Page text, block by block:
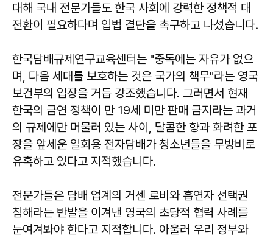
대해 국내 전문가들도 한국 사회에 강력한 정책적 대
전환이 필요하다며 입법 결단을 촉구하고 나섰습니다.
한국담배규제연구교육센터는 "중독에는 자유가 없으
며, 다음 세대를 보호하는 것은 국가의 책무"라는 영국
보건부의 입장을 거듭 강조했습니다. 그러면서 현재
한국의 금연 정책이 만 19세 미만 판매 금지라는 과거
의 규제에만 머물러 있는 사이, 달콤한 향과 화려한 포
장을 앞세운 일회용 전자담배가 청소년들을 무방비로
유혹하고 있다고 지적했습니다.
전문가들은 담배 업계의 거센 로비와 흡연자 선택권
침해라는 반발을 이겨낸 영국의 초당적 협력 사례를
눈여겨봐야 한다고 지적합니다. 아울러 우리 정부와